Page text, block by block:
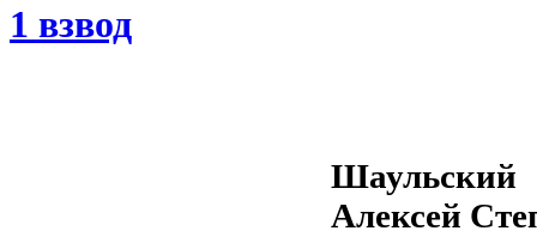
1 взвод
Шаульский
Алексей